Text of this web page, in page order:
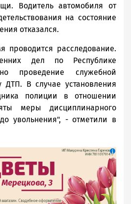
Водитель автомобиля от
на состояние
отказался.
проводится расследование.
дел по Республике
проведение служебной
ДТП. В случае установления
полиции в отношении
меры дисциплинарного
увольнения", - отметили в